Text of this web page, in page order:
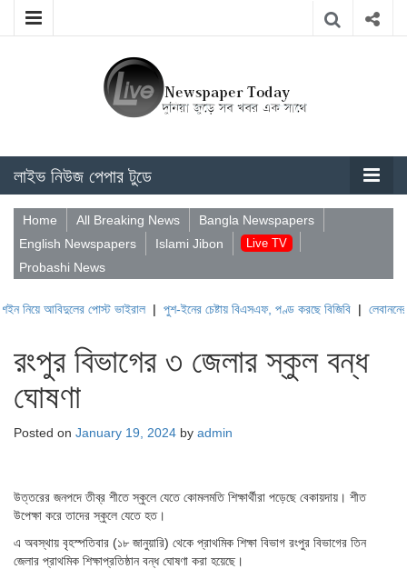
লাইভ নিউজ পেপার টুডে
Home All Breaking News
Bangla Newspapers
English Newspapers
Islami Jibon Live TV
Probashi News
পোস্ট ভাইরাল| পুশ-ইনের চেষ্টায় বিএসএফ, পণ্ড করছে বিজিবি|লেবাননের
রংপুর বিভাগের ৩ জেলার স্কুল বন্ধ
ঘোষণা
Posted on January 19, 2024 by admin
উত্তরের জনপদে তীব্র শীতে স্কুলে যেতে কোমলমতি শিক্ষার্থীরা পড়েছে বেকায়দায়। শীত
উপেক্ষা করে তাদের স্কুলে যেতে হত।
এ অবস্থায় বৃহস্পতিবার (১৮ জানুয়ারি) থেকে প্রাথমিক শিক্ষা বিভাগ রংপুর বিভাগের তিন
জেলার প্রাথমিক শিক্ষাপ্রতিষ্ঠান বন্ধ ঘোষণা করা হয়েছে।